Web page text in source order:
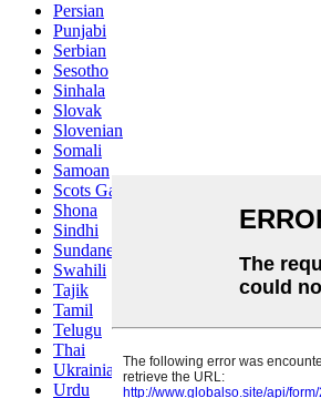
Persian
Punjabi
Serbian
Sesotho
Sinhala
Slovak
Slovenian
Somali
Samoan
Scots Gaelic
Shona
Sindhi
Sundanese
Swahili
Tajik
Tamil
Telugu
Thai
Ukrainian
Urdu